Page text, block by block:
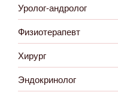
Уролог-андролог
Физиотерапевт
Хирург
Эндокринолог